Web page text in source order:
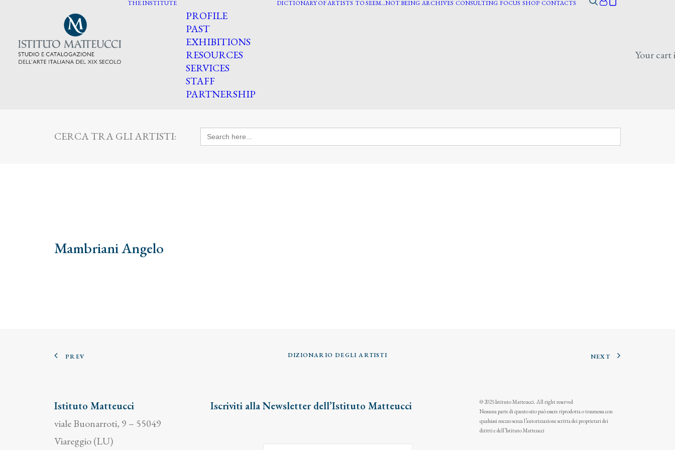
THE INSTITUTE
PROFILE
PAST
EXHIBITIONS
RESOURCES
SERVICES
STAFF
PARTNERSHIP
DICTIONARY OF ARTISTS TO SEEM…NOT BEING ARCHIVES CONSULTING FOCUS SHOP CONTACTS
Your cart
CERCA TRA GLI ARTISTI: Search
for:
Mambriani Angelo
PREV DIZIONARIO DEGLI ARTISTI NEXT
Istituto Matteucci
viale Buonarroti, 9 – 55049
Viareggio (LU)
Iscriviti alla Newsletter dell’Istituto Matteucci
© 2025 Istituto Matteucci. All right reserved
Nessuna parte di questo sito può essere riprodotta o trasmessa con
qualsiasi mezzo senza l’autorizzazione scritta dei proprietari dei
diritti e dell’Istituto Matteucci